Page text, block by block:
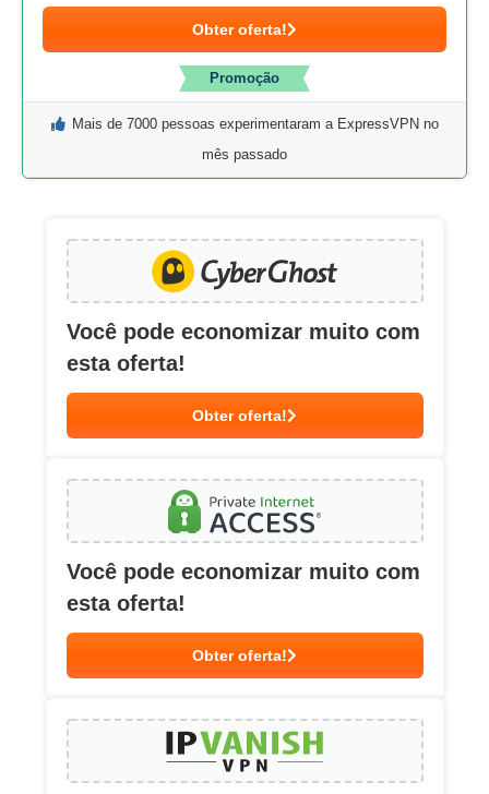
Obter oferta!
Promoção
Mais de 7000 pessoas experimentaram a ExpressVPN no
mês passado
Você pode economizar muito com
esta oferta!
Obter oferta!
Você pode economizar muito com
esta oferta!
Obter oferta!